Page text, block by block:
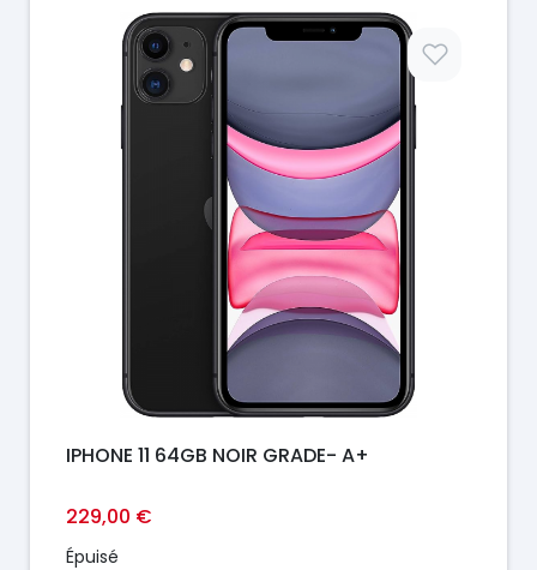
IPHONE 11 64GB NOIR GRADE- A+
229,00 €
Épuisé